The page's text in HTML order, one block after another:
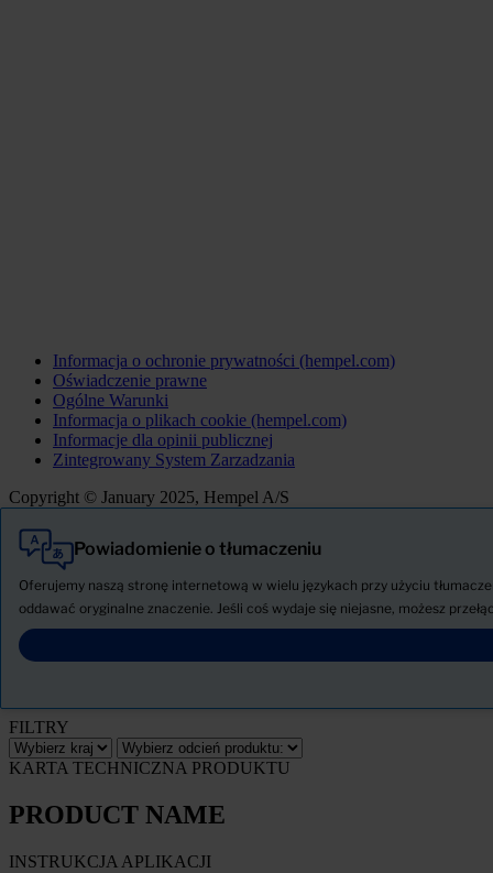
Informacja o ochronie prywatności (hempel.com)
Oświadczenie prawne
Ogólne Warunki
Informacja o plikach cookie (hempel.com)
Informacje dla opinii publicznej
Zintegrowany System Zarzadzania
Copyright © January 2025, Hempel A/S
Powiadomienie o tłumaczeniu
Oferujemy naszą stronę internetową w wielu językach przy użyciu
oddawać oryginalne znaczenie. Jeśli coś wydaje się niejasne, możesz
Wszystkie
Produkty
AKTUALNOŚCI
Pobierz Kartę charakterystyki
FILTRY
KARTA TECHNICZNA PRODUKTU
PRODUCT NAME
INSTRUKCJA APLIKACJI